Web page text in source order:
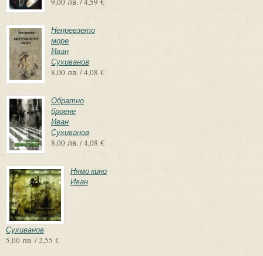
Непревзето
море
Иван
Сухиванов
8,00 лв. / 4,08 €
Обратно
броене
Иван
Сухиванов
8,00 лв. / 4,08 €
Нямо кино
Иван
Сухиванов
5,00 лв. / 2,55 €